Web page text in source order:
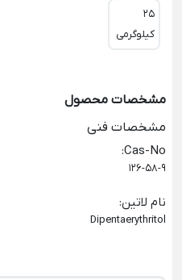
25
کیلوگرمی
مشخصات محصول
مشخصات فنی
Cas-No
:
126-58-9
نام لاتین:
Dipentaerythritol